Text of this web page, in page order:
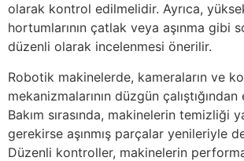
olarak kontrol edilmelidir. Ayrıca,
hortumlarının çatlak veya aşınma gibi
düzenli olarak incelenmesi önerilir.
Robotik makinelerde, kameraların ve
mekanizmalarının düzgün çalıştığından
Bakım sırasında, makinelerin temizliği
gerekirse aşınmış parçalar yenileriyle
Düzenli kontroller, makinelerin